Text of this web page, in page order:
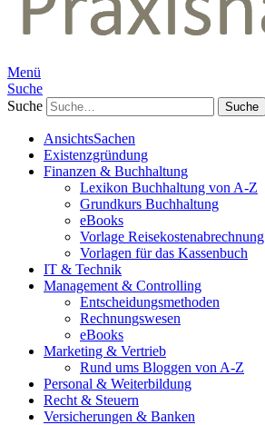
Menü
Suche
Suche
AnsichtsSachen
Existenzgründung
Finanzen & Buchhaltung
Lexikon Buchhaltung von A-Z
Grundkurs Buchhaltung
eBooks
Vorlage Reisekostenabrechnung
Vorlagen für das Kassenbuch
IT & Technik
Management & Controlling
Entscheidungsmethoden
Rechnungswesen
eBooks
Marketing & Vertrieb
Rund ums Bloggen von A-Z
Personal & Weiterbildung
Recht & Steuern
Versicherungen & Banken